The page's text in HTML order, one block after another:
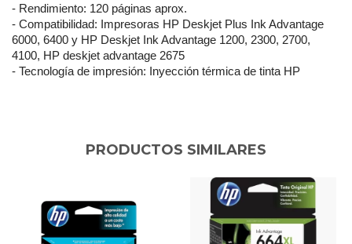
- Rendimiento: 120 páginas aprox.
- Compatibilidad:
Impresoras HP Deskjet Plus Ink Advantage
6000, 6400 y HP Deskjet Ink Advantage 1200, 2300, 2700,
4100, HP deskjet advantage 2675
- Tecnología de impresión: Inyección térmica de tinta HP
PRODUCTOS SIMILARES